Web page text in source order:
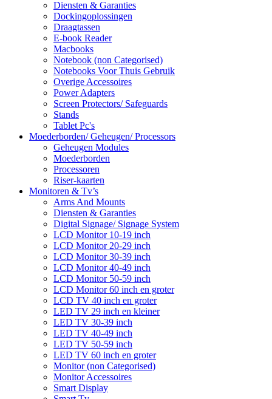
Diensten & Garanties
Dockingoplossingen
Draagtassen
E-book Reader
Macbooks
Notebook (non Categorised)
Notebooks Voor Thuis Gebruik
Overige Accessoires
Power Adapters
Screen Protectors/ Safeguards
Stands
Tablet Pc's
Moederborden/ Geheugen/ Processors
Geheugen Modules
Moederborden
Processoren
Riser-kaarten
Monitoren & Tv’s
Arms And Mounts
Diensten & Garanties
Digital Signage/ Signage System
LCD Monitor 10-19 inch
LCD Monitor 20-29 inch
LCD Monitor 30-39 inch
LCD Monitor 40-49 inch
LCD Monitor 50-59 inch
LCD Monitor 60 inch en groter
LCD TV 40 inch en groter
LED TV 29 inch en kleiner
LED TV 30-39 inch
LED TV 40-49 inch
LED TV 50-59 inch
LED TV 60 inch en groter
Monitor (non Categorised)
Monitor Accessoires
Smart Display